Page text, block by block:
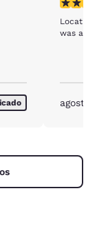
was a
agosto